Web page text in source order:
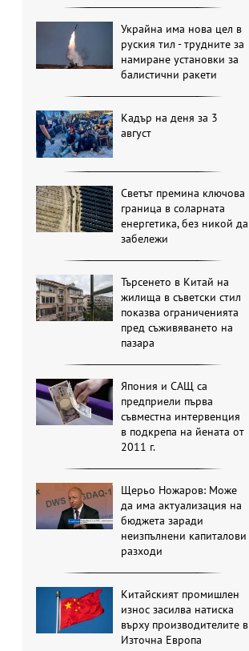
Украйна има нова цел в
руския тил - трудните за
намиране установки за
балистични ракети
Кадър на деня за 3
август
Светът премина ключова
граница в соларната
енергетика, без никой да
забележи
Търсенето в Китай на
жилища в съветски стил
показва ограниченията
пред съживяването на
пазара
Япония и САЩ са
предприели първа
съвместна интервенция
в подкрепа на йената от
2011 г.
Щерьо Ножаров: Може
да има актуализация на
бюджета заради
неизпълнени капиталови
разходи
Китайският промишлен
износ засилва натиска
върху производителите в
Източна Европа